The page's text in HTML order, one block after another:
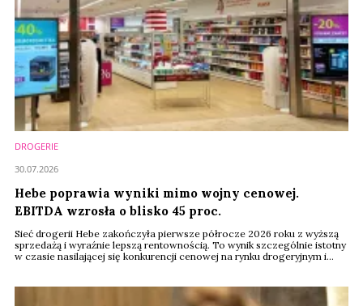
DROGERIE
Hebe poprawia wyniki mimo wojny cenowej.
EBITDA wzrosła o blisko 45 proc.
Sieć drogerii Hebe zakończyła pierwsze półrocze 2026 roku z wyższą
sprzedażą i wyraźnie lepszą rentownością. To wynik szczególnie istotny
w czasie nasilającej się konkurencji cenowej na rynku drogeryjnym i
30.07.2026